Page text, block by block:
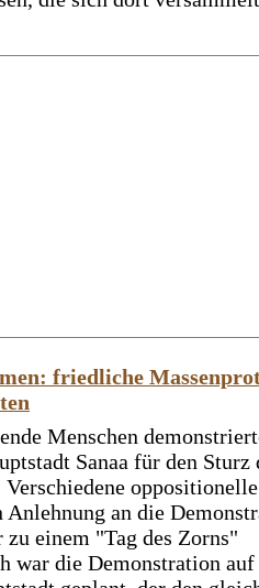
friedliche
Menschen
Sanaa für den Sturz
oppositionelle
Anlehnung an die
einem "Tag des Zorns"
war die Demonstration auf